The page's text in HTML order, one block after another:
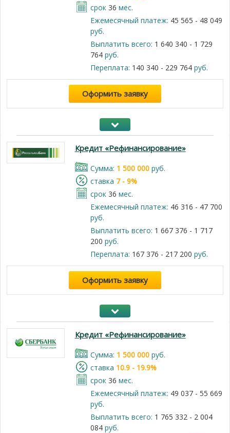
срок 36 мес.
Ежемесячный платеж: 45 565 - 48 049
руб.
Выплатить всего: 1 640 340 - 1 729
764руб.
Переплата: 140 340 - 229 764руб.
Оформить заявку
Кредит «Рефинансирование»
Cумма: 1 500 000руб.
cтавка 7 - 9%
срок 36 мес.
Ежемесячный платеж: 46 316 - 47 700
руб.
Выплатить всего: 1 667 376 - 1 717
200 руб.
Переплата: 167 376 - 217 200 руб.
Оформить заявку
Кредит «Рефинансирование»
Cумма: 1 500 000руб.
cтавка 10.9 - 19.9%
срок 36 мес.
Ежемесячный платеж: 49 037 - 55 669
руб.
Выплатить всего: 1 765 332 - 2 004
084руб.